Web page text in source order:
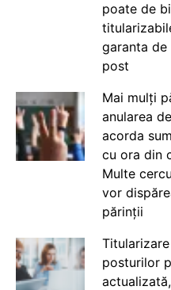
poate de
garanta de
post
Mai mulți
anularea
acorda
cu ora din
Multe
vor
părinții
posturilor